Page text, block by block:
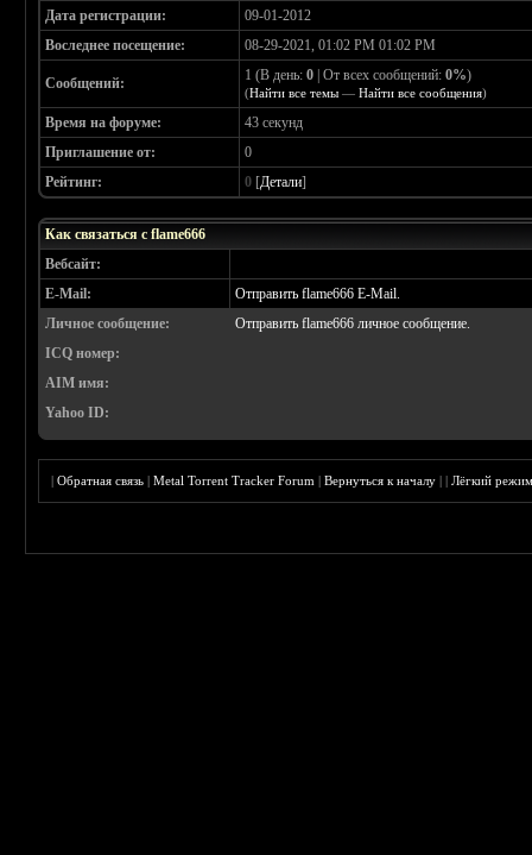
Дата регистрации:
09-01-2012
Воследнее посещение:
08-29-2021, 01:02 PM 01:02 PM
Сообщений: 1 (В день:0 | От всех сообщений:0%)
(Найти все темы —Найти все сообщения)
Время на форуме:
43 секунд
Приглашение от:
0
Рейтинг:
0 [Детали]
Как связаться с flame666
Вебсайт:
E-Mail:
Отправить flame666 E-Mail.
Личное сообщение:
Отправить flame666 личное сообщение.
ICQ номер:
AIM имя:
Yahoo ID:
|Обратная связь |Metal Torrent Tracker Forum |Вернуться к началу ||Лёгкий